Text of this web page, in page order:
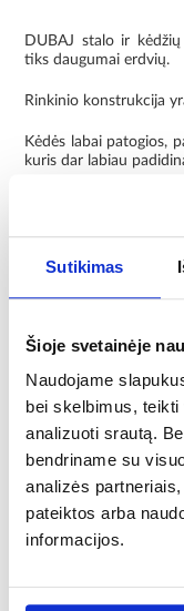
Sutikimas
Šioje svetainėje
Naudojame
bei skelbimus,
analizuoti srautą.
bendriname su
analizės
pateiktos arba
informacijos.
DUBAJ stalo ir
tiks daugumai erdvių.
Rinkinio konstrukcija
Kėdės labai patogios,
kuris dar labiau
Rinkinį sudaro 4
Informacija
Spalva:
Kėdės gylis (cm):
59
Kėdžių skaičius:
4
putos